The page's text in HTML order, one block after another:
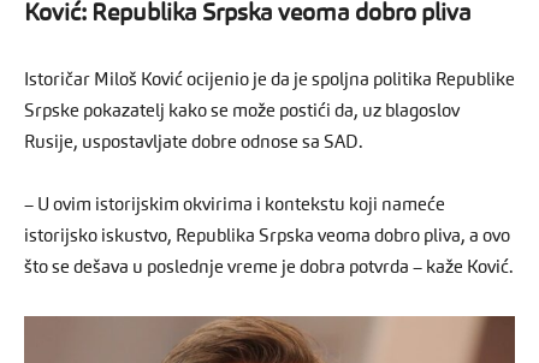
Ković: Republika Srpska veoma dobro pliva
Istoričar Miloš Ković ocijenio je da je spoljna politika Republike
Srpske pokazatelj kako se može postići da, uz blagoslov
Rusije, uspostavljate dobre odnose sa SAD.
– U ovim istorijskim okvirima i kontekstu koji nameće
istorijsko iskustvo, Republika Srpska veoma dobro pliva, a ovo
što se dešava u poslednje vreme je dobra potvrda – kaže Ković.